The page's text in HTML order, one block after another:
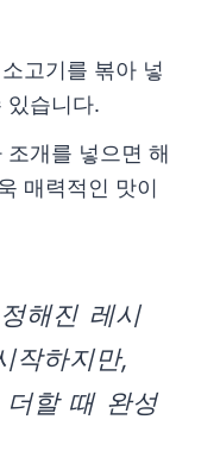
고기를 볶아 넣
있습니다.
개를 넣으면 해
매력적인 맛이
해진 레시
작하지만,
더할 때 완성